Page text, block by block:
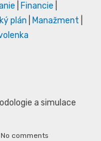
Financie
plán Manažment
a simulace
No comments